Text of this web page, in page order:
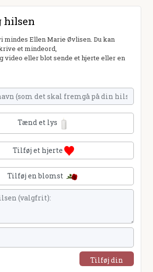
hilsen
mindes Ellen Marie Øvlisen. Du kan
et mindeord,
video eller blot sende et hjerte eller en
Tænd et lys
Tilføj et hjerte
Tilføj en blomst
Tilføj din